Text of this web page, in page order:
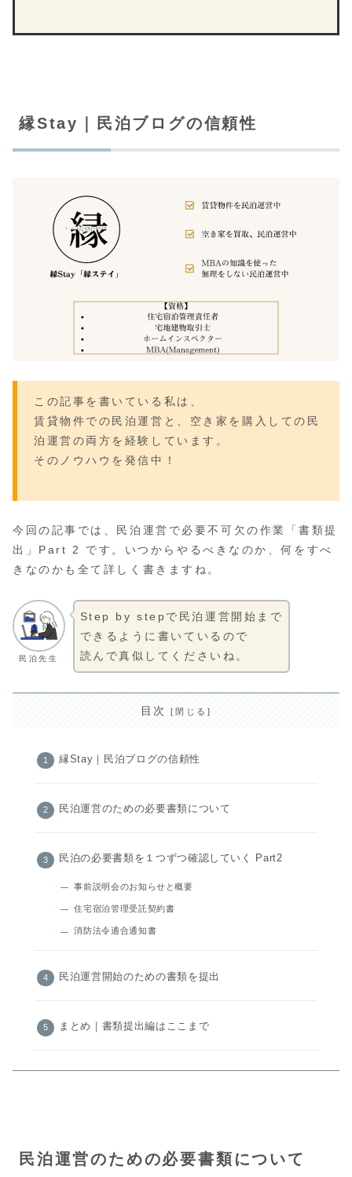
縁Stay｜民泊ブログの信頼性
この記事を書いている私は、
賃貸物件での民泊運営と、空き家を購入しての民
泊運営の両方を経験しています。
そのノウハウを発信中！
今回の記事では、民泊運営で必要不可欠の作業「書類提
出」Part 2 です。いつからやるべきなのか、何をすべ
きなのかも全て詳しく書きますね。
民泊先生
Step by stepで民泊運営開始まで
できるように書いているので
読んで真似してくださいね。
目次
縁Stay｜民泊ブログの信頼性
民泊運営のための必要書類について
民泊の必要書類を１つずつ確認していく Part2
事前説明会のお知らせと概要
住宅宿泊管理受託契約書
消防法令適合通知書
民泊運営開始のための書類を提出
まとめ｜書類提出編はここまで
民泊運営のための必要書類について